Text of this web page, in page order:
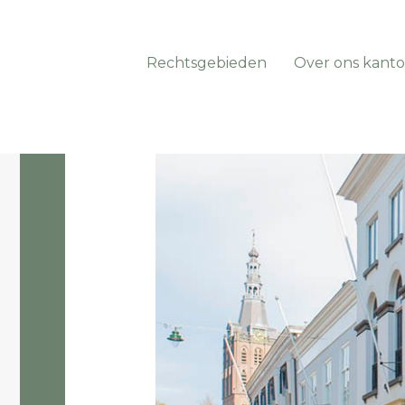
Rechtsgebieden Over ons